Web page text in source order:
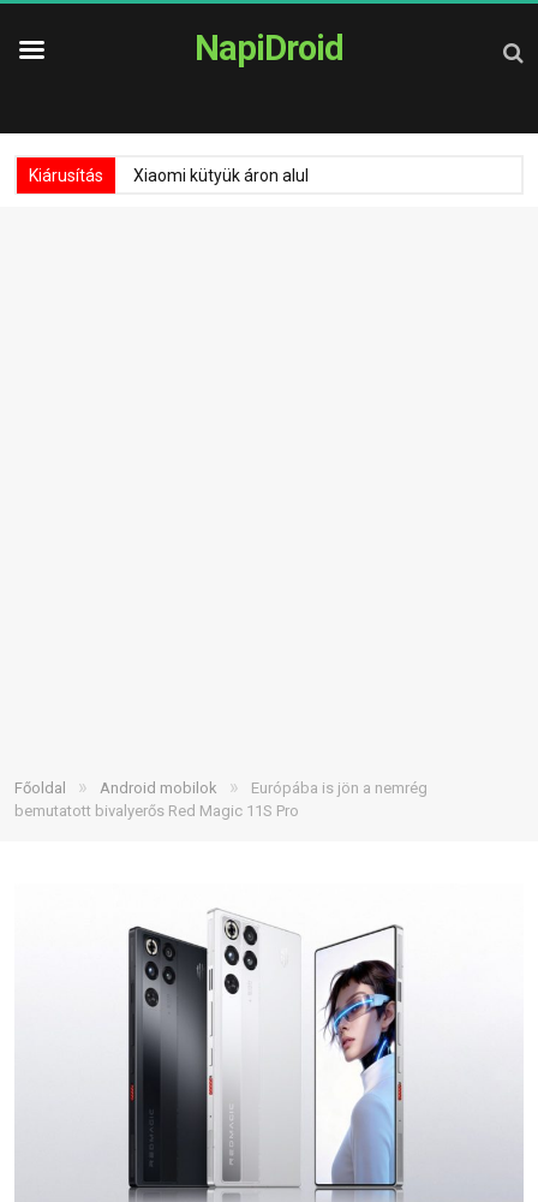
NapiDroid
Kiárusítás Xiaomi kütyük áron alul
Főoldal » Android mobilok »
Európába is jön a nemrég
bemutatott bivalyerős Red Magic 11S Pro